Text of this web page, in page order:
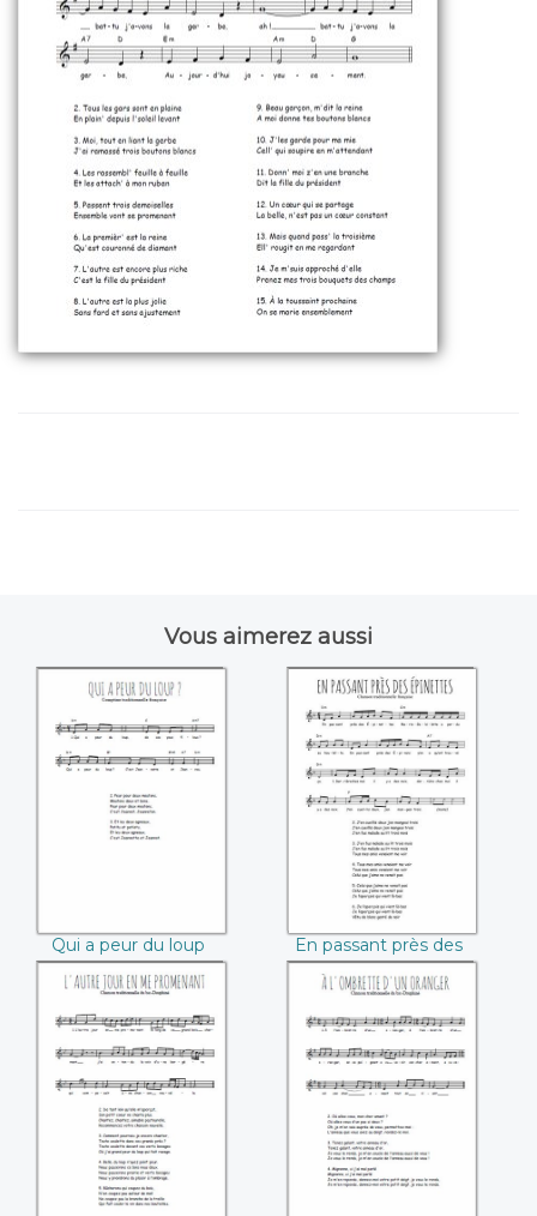
Vous aimerez aussi
Qui a peur du loup
Qui a peur du loup
En passant près
des épinettes
En passant près des
épinettes
L'autre jour en me
promenant
À l'ombrette d'un
oranger